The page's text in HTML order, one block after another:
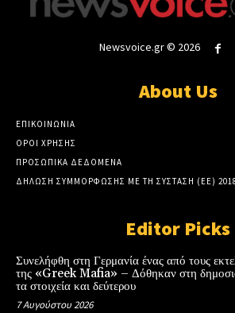
Newsvoice.gr © 2026
About Us
ΕΠΙΚΟΙΝΩΝΙΑ
ΟΡΟΙ ΧΡΗΣΗΣ
ΠΡΟΣΩΠΙΚΑ ΔΕΔΟΜΕΝΑ
ΔΗΛΩΣΗ ΣΥΜΜΟΡΦΩΣΗΣ ΜΕ ΤΗ ΣΥΣΤΑΣΗ (ΕΕ)
Editor Picks
Συνελήφθη στη Γερμανία ένας από τους
της «Greek Mafia» – Δόθηκαν στη
τα στοιχεία και δεύτερου
7 Αυγούστου 2026